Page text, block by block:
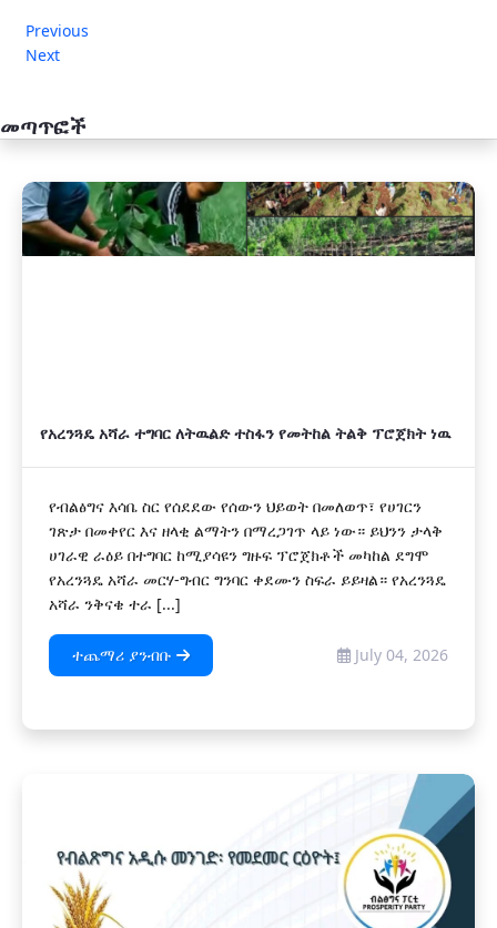
Previous
Next
መጣጥፎች
አዲስ
የአረንጓዴ አሻራ ተግባር ለትዉልድ ተስፋን የመትከል ትልቅ ፕሮጀክት ነዉ
የብልፅግና እሳቤ ስር የሰደደው የሰውን ህይወት በመለወጥ፣ የሀገርን
ገጽታ በመቀየር እና ዘላቂ ልማትን በማረጋገጥ ላይ ነው። ይህንን ታላቅ
ሀገራዊ ራዕይ በተግባር ከሚያሳዩን ግዙፍ ፕሮጀክቶች መካከል ደግሞ
የአረንጓዴ አሻራ መርሃ-ግብር ግንባር ቀደሙን ስፍራ ይይዛል። የአረንጓዴ
አሻራ ንቅናቄ ተራ [...]
ተጨማሪ ያንብቡ July 04, 2026